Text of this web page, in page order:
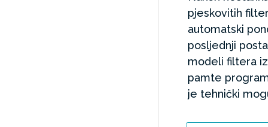
pjeskovitih
automatski
posljednji
modeli filtera
pamte
je tehnički